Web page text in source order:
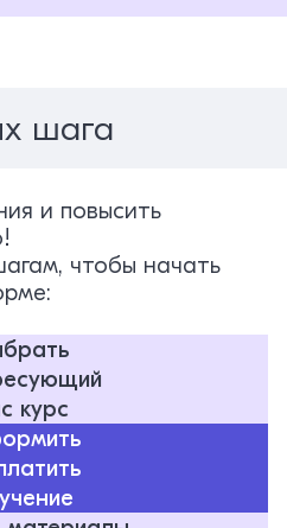
шага
и повысить
чтобы начать
курс